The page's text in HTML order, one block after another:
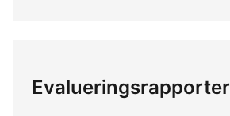
Evalueringsrapporter